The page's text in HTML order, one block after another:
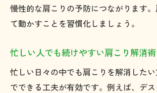
慢性的な肩こりの予防につながります
て動かすことを習慣化しましょう。
忙しい人でも続けやすい肩こり解消術
忙しい日々の中でも肩こりを解消した
でできる工夫が有効です。例えば、デ